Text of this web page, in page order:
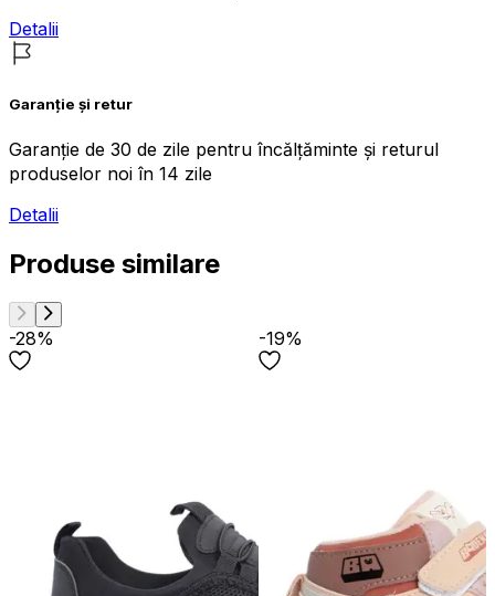
Detalii
Garanție și retur
Garanție de 30 de zile pentru încălțăminte și returul
produselor noi în 14 zile
Detalii
Produse similare
-28% -19%